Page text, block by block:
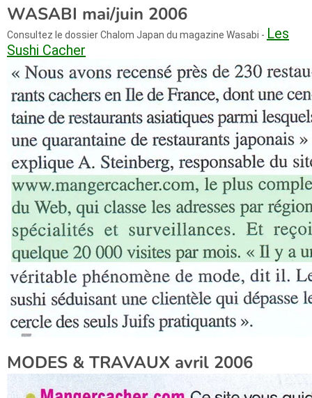
WASABI mai/juin 2006
Consultez le dossier Chalom Japan du magazine Wasabi - Les
Sushi Cacher
MODES & TRAVAUX avril 2006